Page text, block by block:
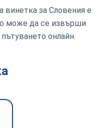
винетка за Словения е
може да се извърши
онлайн.